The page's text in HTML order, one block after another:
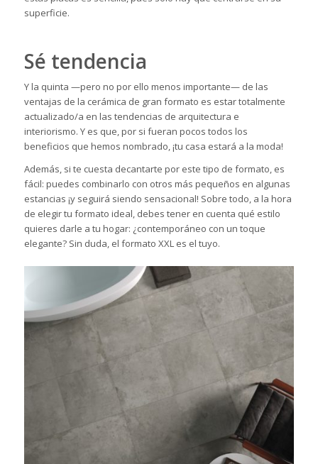
superficie.
Sé tendencia
Y la quinta —pero no por ello menos importante— de las
ventajas de la cerámica de gran formato es estar totalmente
actualizado/a en las tendencias de arquitectura e
interiorismo. Y es que, por si fueran pocos todos los
beneficios que hemos nombrado, ¡tu casa estará a la moda!
Además, si te cuesta decantarte por este tipo de formato, es
fácil: puedes combinarlo con otros más pequeños en algunas
estancias ¡y seguirá siendo sensacional! Sobre todo, a la hora
de elegir tu formato ideal, debes tener en cuenta qué estilo
quieres darle a tu hogar: ¿contemporáneo con un toque
elegante? Sin duda, el formato XXL es el tuyo.